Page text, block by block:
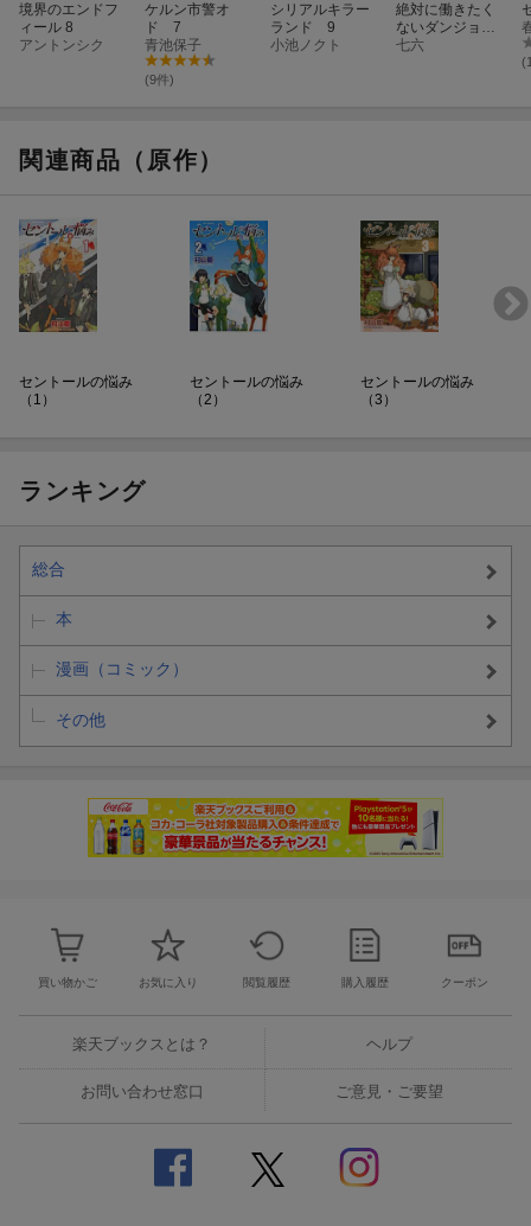
境界のエンドフ
ィール 8
アントンシク
ケルン市警オ
ド 7
青池保子
(9件)
シリアルキラー
ランド 9
小池ノクト
絶対に働きたく
ないダンジョン
マスターが惰眠
七六
関連商品（原作）
セントールの悩み
（1）
セントールの悩み
（2）
セントールの悩み
（3）
ランキング
総合
本
漫画（コミック）
その他
買い物かご お気に入り 閲覧履歴 購入履歴 クーポン
楽天ブックスとは？ ヘルプ
お問い合わせ窓口 ご意見・ご要望